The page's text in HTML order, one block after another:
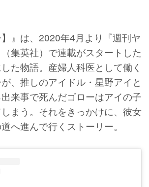
』は、2020年4月より『週刊ヤ
集英社）で連載がスタートした
た物語。産婦人科医として働く
、推しのアイドル・星野アイと
来事で死んだゴローはアイの子
まう。それをきっかけに、彼女
へ進んで行くストーリー。